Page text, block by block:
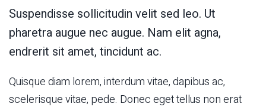
Suspendisse sollicitudin velit sed leo. Ut
pharetra augue nec augue. Nam elit agna,
endrerit sit amet, tincidunt ac.
Quisque diam lorem, interdum vitae, dapibus ac,
scelerisque vitae, pede. Donec eget tellus non erat